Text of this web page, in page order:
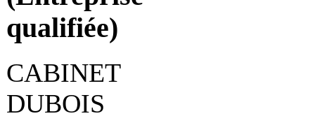
qualifiée)
CABINET
DUBOIS